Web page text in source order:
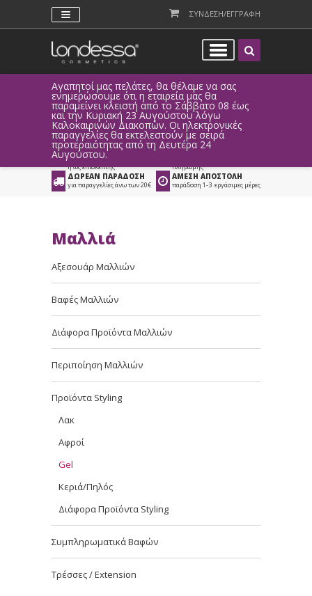
ΣΥΝΔΕΣΗ/ΕΓΓΡΑΦΗ
Αγαπητοί μας πελάτες, θα θέλαμε να σας
ενημερώσουμε ότι η εταιρεία μας θα
παραμείνει κλειστή από το Σάββατο 08 έως
και την Κυριακή 23 Αυγούστου λόγω
Καλοκαιρινών Διακοπών. Οι ηλεκτρονικές
παραγγελίες θα εκτελεστούν με σειρά
προτεραιότητας από τη Δευτέρα 24
Αυγούστου.
Προϊόντα > Μαλλιά
>
Προϊόντα Styling
> Gel
ΑΜΕΣΗ ΣΥΝΔΕΣΗ
Facebook, Gmail
ή ως επισκέπτης
ΕΥΚΟΛΕΣ ΑΓΟΡΕΣ
πληρωμής
ΔΩΡΕΑΝ ΠΑΡΑΔΟΣΗ
για παραγγελίες άνω των 20€
ΑΜΕΣΗ ΑΠΟΣΤΟΛΗ
παράδοση 1-3 εργάσιμες μέρες
Μαλλιά
Αξεσουάρ Μαλλιών
Βαφές Μαλλιών
Διάφορα Προϊόντα Μαλλιών
Περιποίηση Μαλλιών
Προϊόντα Styling
Λακ
Αφροί
Gel
Κεριά/Πηλός
Διάφορα Προϊόντα Styling
Συμπληρωματικά Βαφών
Τρέσσες / Extension